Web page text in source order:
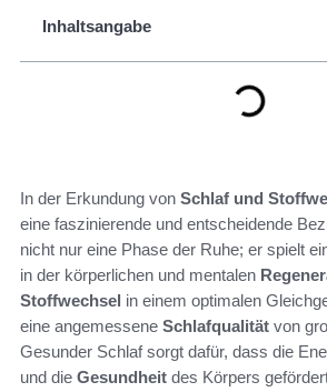
Inhaltsangabe
In der Erkundung von Schlaf und
eine faszinierende und entscheidende
nicht nur eine Phase der Ruhe; er spielt
in der körperlichen und mentalen
Stoffwechsel in einem optimalen
eine angemessene Schlafqualität von
Gesunder Schlaf sorgt dafür, dass die
und die Gesundheit des Körpers